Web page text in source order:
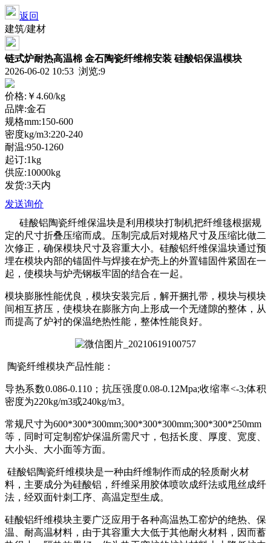
返回
建筑/建材
链式炉耐热高温棉 金石陶瓷纤维棉安装 硅酸铝保温模块
2026-06-02 10:53 浏览:9
价格: ￥4.60/kg
品牌:金石
规格mm:150-600
密度kg/m3:220-240
耐温:950-1260
起订:1kg
供应:10000kg
发货:3天内
发送询价
硅酸铝陶瓷纤维保温块是利用模块打制机把纤维毯根据规
定的尺寸折叠压缩而成。压制完成后对规格尺寸及压缩比做二
次修正，确保模块尺寸及容重大小。硅酸铝纤维保温块通过预
埋在模块内部的锚固件与焊接在炉壳上的外置锚固件紧固在一
起，使模块与炉壳钢板牢固的结合在一起。
模块膨胀性能优良，模块安装完后，解开捆扎带，模块与模块
间相互挤压，使模块在膨胀方向上形成一个无缝隙的整体，从
而提高了炉衬的保温绝热性能，整体性能良好。
陶瓷纤维模块产品性能：
导热系数0.086-0.110；抗压强度0.08-0.12Mpa;收缩率<-3;体积
密度为220kg/m3或240kg/m3。
常规尺寸为600*300*300mm;300*300*300mm;300*300*250mm
等，同时可定制窑炉保温所需尺寸，包括长度、厚度、宽度、
大小头、大小面等方面。
硅酸铝陶瓷纤维模块是一种由纤维制作而成的轻质耐火材
料，主要成分为硅酸铝，纤维采用胶体喷吹成纤法或甩丝成纤
法，经双面针刺工序、高温定型生成。
硅酸铝纤维模块主要广泛应用于各种高温热工窑炉的绝热、保
温、耐高温材料，由于其容重大大低于其他耐火材料，因而蓄